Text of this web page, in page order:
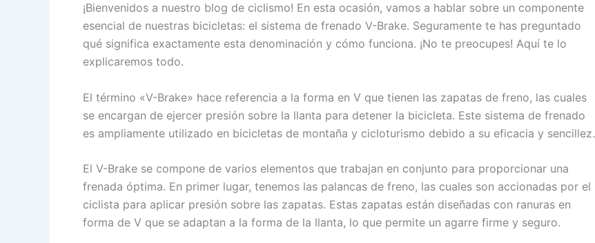
¡Bienvenidos a nuestro blog de ciclismo! En esta ocasión, vamos a hablar sobre un componente
esencial de nuestras bicicletas: el sistema de frenado V-Brake. Seguramente te has preguntado
qué significa exactamente esta denominación y cómo funciona. ¡No te preocupes! Aquí te lo
explicaremos todo.
El término «V-Brake» hace referencia a la forma en V que tienen las zapatas de freno, las cuales
se encargan de ejercer presión sobre la llanta para detener la bicicleta. Este sistema de frenado
es ampliamente utilizado en bicicletas de montaña y cicloturismo debido a su eficacia y sencillez.
El V-Brake se compone de varios elementos que trabajan en conjunto para proporcionar una
frenada óptima. En primer lugar, tenemos las palancas de freno, las cuales son accionadas por el
ciclista para aplicar presión sobre las zapatas. Estas zapatas están diseñadas con ranuras en
forma de V que se adaptan a la forma de la llanta, lo que permite un agarre firme y seguro.